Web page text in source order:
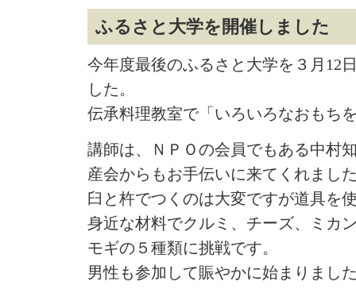
ふるさと大学を開催しました
今年度最後のふるさと大学を３月12
した。
伝承料理教室で「いろいろなおもち
講師は、ＮＰＯの会員でもある中村
産会からもお手伝いに来てくれまし
臼と杵でつくのは大変ですが道具を
身近な材料でクルミ、チーズ、ミカ
モギの５種類に挑戦です。
男性も参加して賑やかに始まりまし